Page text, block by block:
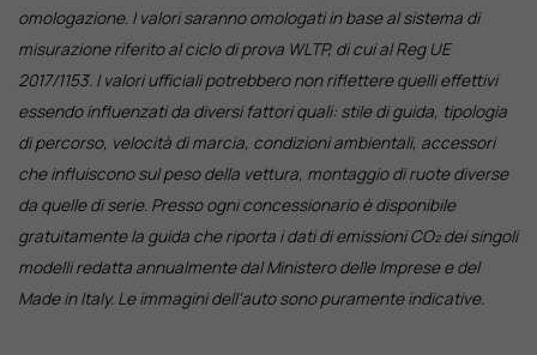
omologazione. I valori saranno omologati in base al sistema di
misurazione riferito al ciclo di prova WLTP, di cui al Reg UE
2017/1153. I valori ufficiali potrebbero non riflettere quelli effettivi
essendo influenzati da diversi fattori quali: stile di guida, tipologia
di percorso, velocità di marcia, condizioni ambientali, accessori
che influiscono sul peso della vettura, montaggio di ruote diverse
da quelle di serie. Presso ogni concessionario è disponibile
gratuitamente la guida che riporta i dati di emissioni CO₂ dei singoli
modelli redatta annualmente dal Ministero delle Imprese e del
Made in Italy. Le immagini dell’auto sono puramente indicative.